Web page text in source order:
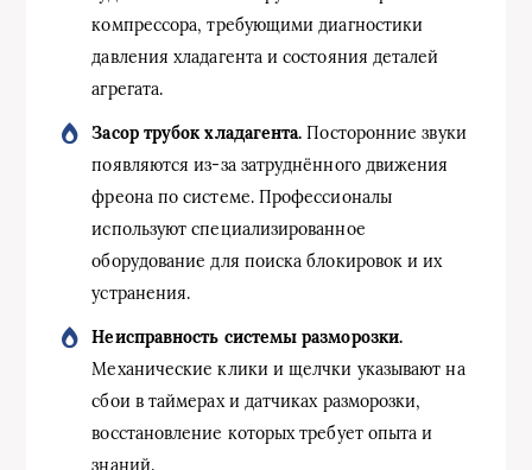
компрессора, требующими диагностики
давления хладагента и состояния деталей
агрегата.
Засор трубок хладагента. Посторонние звуки
появляются из-за затруднённого движения
фреона по системе. Профессионалы
используют специализированное
оборудование для поиска блокировок и их
устранения.
Неисправность системы разморозки.
Механические клики и щелчки указывают на
сбои в таймерах и датчиках разморозки,
восстановление которых требует опыта и
знаний.